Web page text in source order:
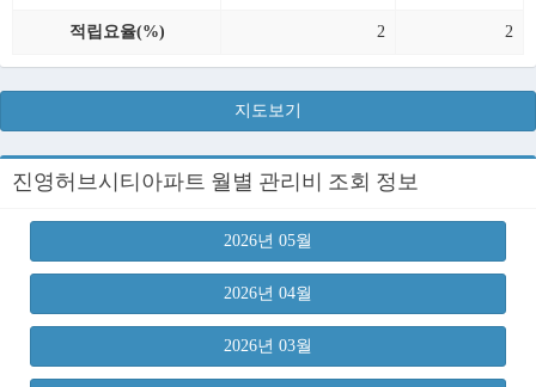
적립요율(%) 2 2
지도보기
진영허브시티아파트 월별 관리비 조회 정보
2026년 05월
2026년 04월
2026년 03월